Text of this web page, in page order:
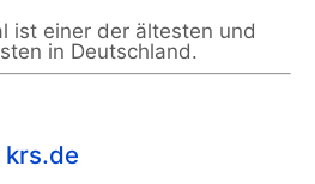
ist einer der ältesten und
in Deutschland.
krs.de